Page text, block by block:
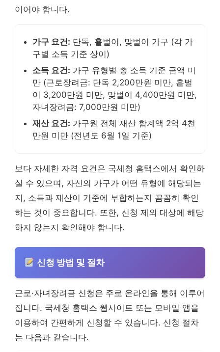
이어야 합니다.
가구 요건: 단독, 홑벌이, 맞벌이 가구 (각 가
구별 소득 기준 상이)
소득 요건: 가구 유형별 총 소득 기준 금액 미
만 (근로장려금: 단독 2,200만원 미만, 홑벌
이 3,200만원 미만, 맞벌이 4,400만원 미만,
자녀장려금: 7,000만원 미만)
재산 요건: 가구원 전체 재산 합계액 2억 4천
만원 미만 (전년도 6월 1일 기준)
보다 자세한 자격 요건은 국세청 홈택스에서 확인하
실 수 있으며, 자신의 가구가 어떤 유형에 해당되는
지, 소득과 재산이 기준에 부합하는지 꼼꼼히 확인
하는 것이 중요합니다. 또한, 신청 제외 대상에 해당
하지 않는지 확인해야 합니다.
신청 방법 및 절차
근로·자녀장려금 신청은 주로 온라인을 통해 이루어
집니다. 국세청 홈택스 웹사이트 또는 모바일 앱을
이용하여 간편하게 신청할 수 있습니다. 신청 절차
는 다음과 같습니다.